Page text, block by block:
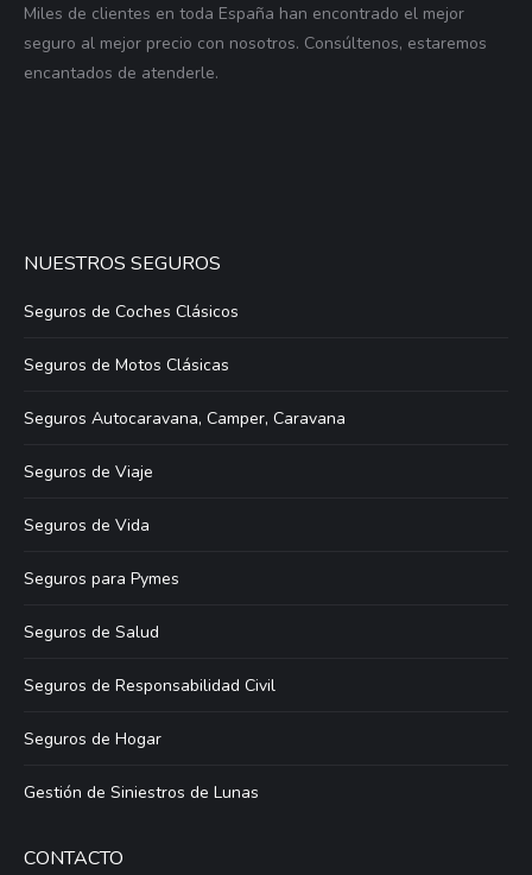
Miles de clientes en toda España han encontrado el mejor
seguro al mejor precio con nosotros. Consúltenos, estaremos
encantados de atenderle.
NUESTROS SEGUROS
Seguros de Coches Clásicos
Seguros de Motos Clásicas
Seguros Autocaravana, Camper, Caravana
Seguros de Viaje
Seguros de Vida
Seguros para Pymes
Seguros de Salud
Seguros de Responsabilidad Civil
Seguros de Hogar
Gestión de Siniestros de Lunas
CONTACTO